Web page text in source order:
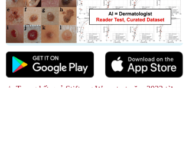
☆ Trong kết quả Stiftung Warentest năm 2022 từ